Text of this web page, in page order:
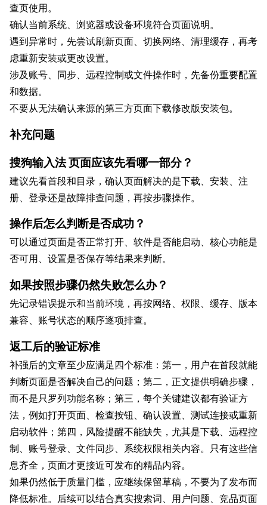
查页使用。
确认当前系统、浏览器或设备环境符合页面说明。
遇到异常时，先尝试刷新页面、切换网络、清理缓存，再考
虑重新安装或更改设置。
涉及账号、同步、远程控制或文件操作时，先备份重要配置
和数据。
不要从无法确认来源的第三方页面下载修改版安装包。
补充问题
搜狗输入法 页面应该先看哪一部分？
建议先看首段和目录，确认页面解决的是下载、安装、注
册、登录还是故障排查问题，再按步骤操作。
操作后怎么判断是否成功？
可以通过页面是否正常打开、软件是否能启动、核心功能是
否可用、设置是否保存等结果来判断。
如果按照步骤仍然失败怎么办？
先记录错误提示和当前环境，再按网络、权限、缓存、版本
兼容、账号状态的顺序逐项排查。
返工后的验证标准
补强后的文章至少应满足四个标准：第一，用户在首段就能
判断页面是否解决自己的问题；第二，正文提供明确步骤，
而不是只罗列功能名称；第三，每个关键建议都有验证方
法，例如打开页面、检查按钮、确认设置、测试连接或重新
启动软件；第四，风险提醒不能缺失，尤其是下载、远程控
制、账号登录、文件同步、系统权限相关内容。只有这些信
息齐全，页面才更接近可发布的精品内容。
如果仍然低于质量门槛，应继续保留草稿，不要为了发布而
降低标准。后续可以结合真实搜索词、用户问题、竞品页面